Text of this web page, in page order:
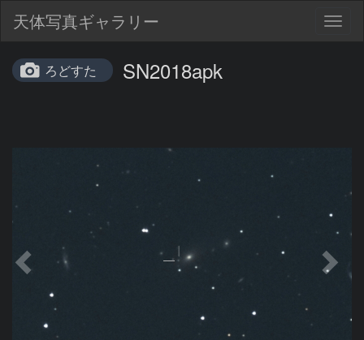
天体写真ギャラリー
ろどすた SN2018apk